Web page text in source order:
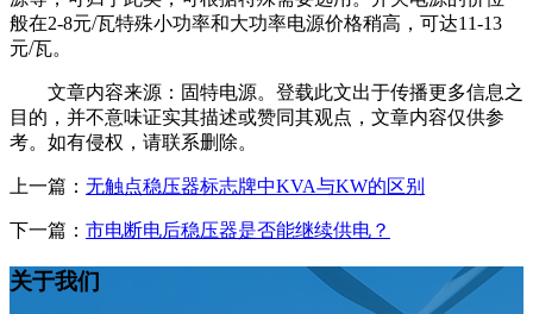
般在2-8元/瓦特殊小功率和大功率电源价格稍高，可达11-13
元/瓦。
文章内容来源：固特电源。登载此文出于传播更多信息之
目的，并不意味证实其描述或赞同其观点，文章内容仅供参
考。如有侵权，请联系删除。
上一篇： 无触点稳压器标志牌中KVA与KW的区别
下一篇： 市电断电后稳压器是否能继续供电？
关于我们